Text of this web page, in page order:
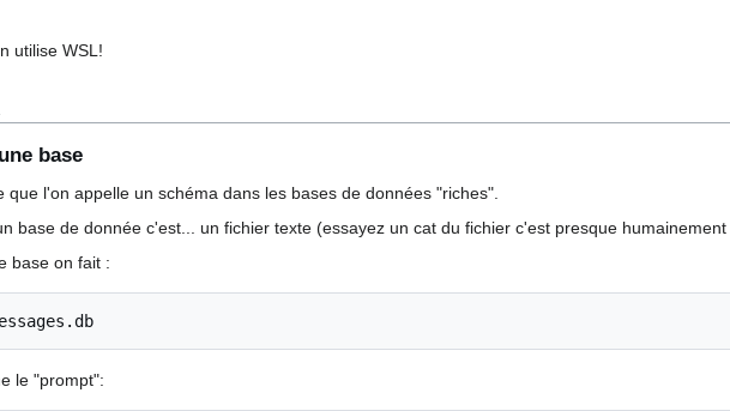
utilise WSL!
base
que l'on appelle un schéma dans les bases de données "riches".
base de donnée c'est... un fichier texte (essayez un cat du fichier c'est presque humainement
base on fait :
le "prompt":